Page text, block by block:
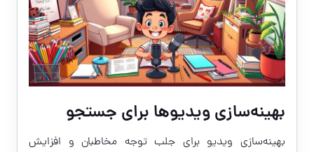
بهینه‌سازی ویدیوها برای جستجو
بهینه‌سازی ویدیو برای جلب توجه مخاطبان و افزایش